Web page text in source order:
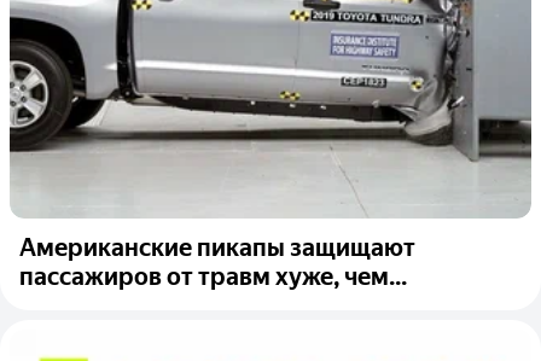
Американские пикапы защищают
пассажиров от травм хуже, чем...